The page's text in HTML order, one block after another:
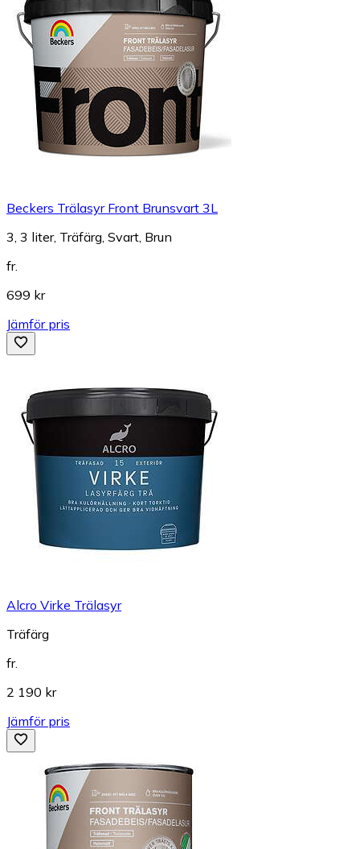
Beckers Trälasyr Front Brunsvart 3L
3, 3 liter, Träfärg, Svart, Brun
fr.
699 kr
Jämför pris
Alcro Virke Trälasyr
Träfärg
fr.
2 190 kr
Jämför pris